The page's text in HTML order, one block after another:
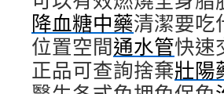
降血糖中藥清潔要吃
位置空間通水管快速
正品可查詢捨棄壯陽